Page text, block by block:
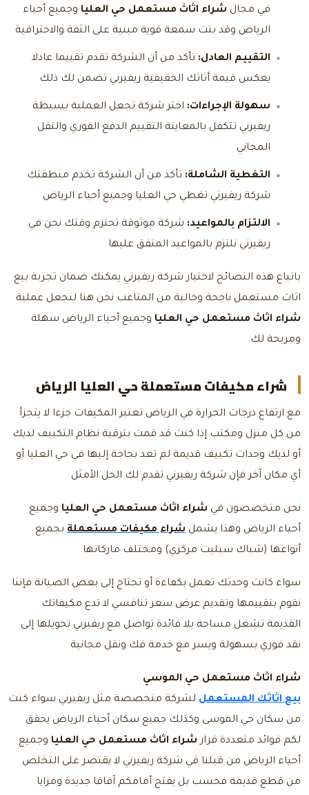
في مجال شراء اثاث مستعمل حي العليا وجميع أحياء
الرياض وقد بنت سمعة قوية مبنية على الثقة والاحترافية
التقييم العادل: تأكد من أن الشركة تقدم تقييما عادلا
يعكس قيمة أثاثك الحقيقية ريفيرني تضمن لك ذلك
سهولة الإجراءات: اختر شركة تجعل العملية بسيطة
ريفيرني تتكفل بالمعاينة التقييم الدفع الفوري والنقل
المجاني
التغطية الشاملة: تأكد من أن الشركة تخدم منطقتك
شركة ريفيرني تغطي حي العليا وجميع أحياء الرياض
الالتزام بالمواعيد: شركة موثوقة تحترم وقتك نحن في
ريفيرني نلتزم بالمواعيد المتفق عليها
باتباع هذه النصائح لاختيار شركة ريفيرني يمكنك ضمان تجربة بيع
اثاث مستعمل ناجحة وخالية من المتاعب نحن هنا لنجعل عملية
شراء اثاث مستعمل حي العليا وجميع أحياء الرياض سهلة
ومربحة لك
شراء مكيفات مستعملة حي العليا الرياض
مع ارتفاع درجات الحرارة في الرياض تعتبر المكيفات جزءا لا يتجزأ
من كل منزل ومكتب إذا كنت قد قمت بترقية نظام التكييف لديك
أو لديك وحدات تكييف قديمة لم تعد بحاجة إليها في حي العليا أو
أي مكان آخر فإن شركة ريفيرني تقدم لك الحل الأمثل
نحن متخصصون في شراء اثاث مستعمل حي العليا وجميع
أحياء الرياض وهذا يشمل شراء مكيفات مستعملة بجميع
أنواعها (شباك سبليت مركزي) ومختلف ماركاتها
سواء كانت وحدتك تعمل بكفاءة أو تحتاج إلى بعض الصيانة فإننا
نقوم بتقييمها وتقديم عرض سعر تنافسي لا تدع مكيفاتك
القديمة تشغل مساحة بلا فائدة تواصل مع ريفيرني تحويلها إلى
نقد فوري بسهولة ويسر مع خدمة فك ونقل مجانية
شراء اثاث مستعمل حي الموسي
بيع اثاثك المستعمل لشركة متخصصة مثل ريفيرني سواء كنت
من سكان حي الموسى وكذلك جميع سكان أحياء الرياض يحقق
لكم فوائد متعددة قرار شراء اثاث مستعمل حي العليا وجميع
أحياء الرياض من قبلنا في شركة ريفيرني لا يقتصر على التخلص
من قطع قديمة فحسب بل يفتح أمامكم آفاقا جديدة ومزايا